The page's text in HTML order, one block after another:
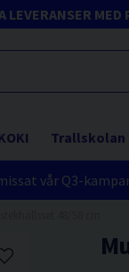
LEVERANSER MED
Trallskolan
vår Q3-